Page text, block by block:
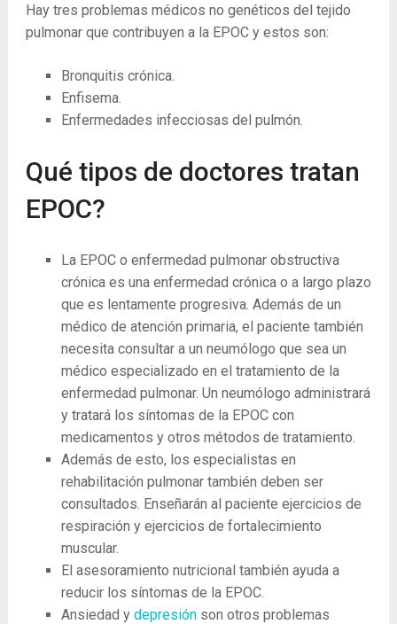
Hay tres problemas médicos no genéticos del tejido
pulmonar que contribuyen a la EPOC y estos son:
Bronquitis crónica.
Enfisema.
Enfermedades infecciosas del pulmón.
Qué tipos de doctores tratan
EPOC?
La EPOC o enfermedad pulmonar obstructiva
crónica es una enfermedad crónica o a largo plazo
que es lentamente progresiva. Además de un
médico de atención primaria, el paciente también
necesita consultar a un neumólogo que sea un
médico especializado en el tratamiento de la
enfermedad pulmonar. Un neumólogo administrará
y tratará los síntomas de la EPOC con
medicamentos y otros métodos de tratamiento.
Además de esto, los especialistas en
rehabilitación pulmonar también deben ser
consultados. Enseñarán al paciente ejercicios de
respiración y ejercicios de fortalecimiento
muscular.
El asesoramiento nutricional también ayuda a
reducir los síntomas de la EPOC.
Ansiedad y depresión son ​​otros problemas